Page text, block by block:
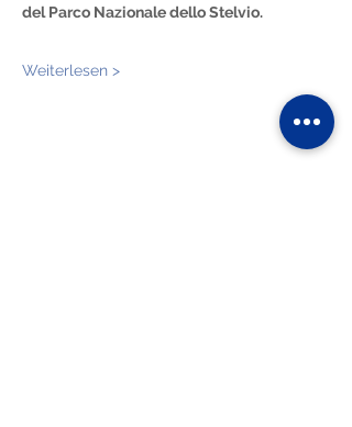
del Parco Nazionale dello Stelvio.
Weiterlesen >